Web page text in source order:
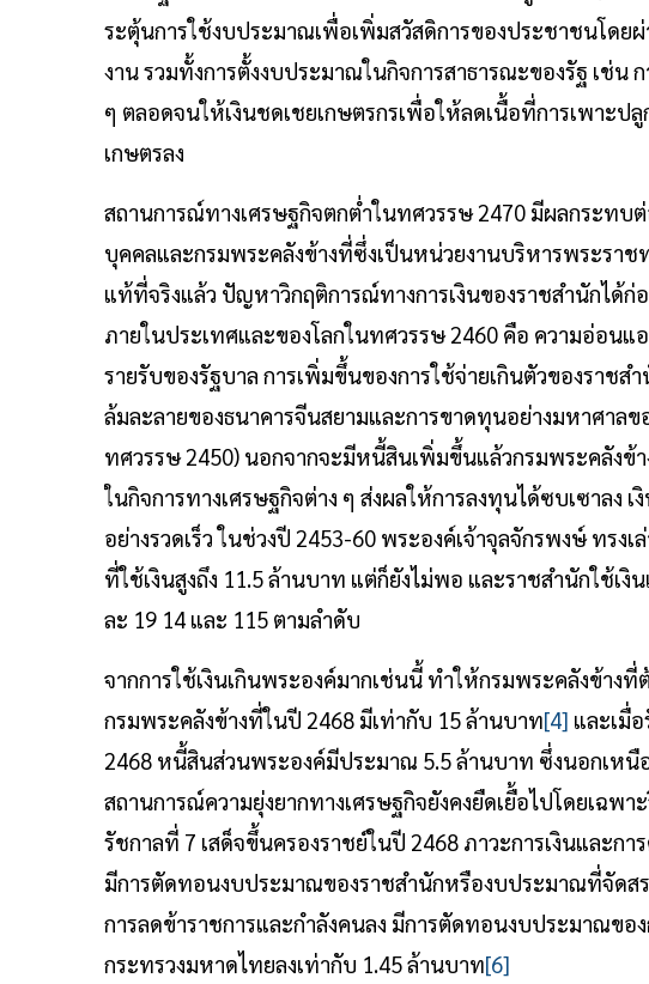
ระตุ้นการใช้งบประมาณเพื่อเพิ่มสวัสดิการของประชาชนโดยผ่
งาน รวมทั้งการตั้งงบประมาณในกิจการสาธารณะของรัฐ เช่น
ๆ ตลอดจนให้เงินชดเชยเกษตรกรเพื่อให้ลดเนื้อที่การเพาะ
เกษตรลง
สถานการณ์ทางเศรษฐกิจตกต่ำในทศวรรษ 2470 มีผลกระทบ
บุคคลและกรมพระคลังข้างที่ซึ่งเป็นหน่วยงานบริหารพระรา
แท้ที่จริงแล้ว ปัญหาวิกฤติการณ์ทางการเงินของราชสำนักได้
ภายในประเทศและของโลกในทศวรรษ 2460 คือ ความอ่อนแ
รายรับของรัฐบาล การเพิ่มขึ้นของการใช้จ่ายเกินตัวของราช
ล้มละลายของธนาคารจีนสยามและการขาดทุนอย่างมหาศาลข
ทศวรรษ 2450) นอกจากจะมีหนี้สินเพิ่มขึ้นแล้วกรมพระคลัง
ในกิจการทางเศรษฐกิจต่าง ๆ ส่งผลให้การลงทุนได้ซบเซาลง
อย่างรวดเร็ว ในช่วงปี 2453-60 พระองค์เจ้าจุลจักรพงษ์ ทรง
ที่ใช้เงินสูงถึง 11.5 ล้านบาท แต่ก็ยังไม่พอ และราชสำนักใช้เ
ละ 19 14 และ 115 ตามลำดับ
จากการใช้เงินเกินพระองค์มากเช่นนี้ ทำให้กรมพระคลังข้าง
กรมพระคลังข้างที่ในปี 2468 มีเท่ากับ 15 ล้านบาท[4] และเมื่
2468 หนี้สินส่วนพระองค์มีประมาณ 5.5 ล้านบาท ซึ่งนอกเหนื
สถานการณ์ความยุ่งยากทางเศรษฐกิจยังคงยืดเยื้อไปโดยเฉพา
รัชกาลที่ 7 เสด็จขึ้นครองราชย์ในปี 2468 ภาวะการเงินและก
มีการตัดทอนงบประมาณของราชสำนักหรืองบประมาณที่จัดส
การลดข้าราชการและกำลังคนลง มีการตัดทอนงบประมาณขอ
กระทรวงมหาดไทยลงเท่ากับ 1.45 ล้านบาท[6]